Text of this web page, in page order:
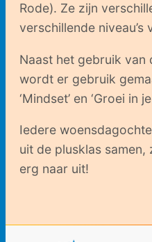
Rode). Ze zijn
verschillende niveau’s
Naast het gebruik van
wordt er gebruik
‘Mindset’ en ‘Groei in
Iedere
uit de plusklas samen,
erg naar uit!